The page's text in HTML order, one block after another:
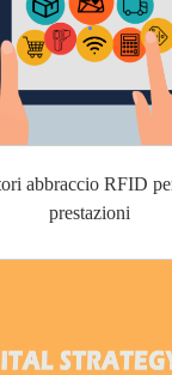
abbraccio RFID
prestazioni